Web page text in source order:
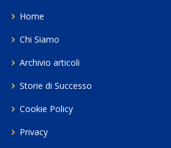
Home
Chi Siamo
Archivio articoli
Storie di Successo
Cookie Policy
Privacy